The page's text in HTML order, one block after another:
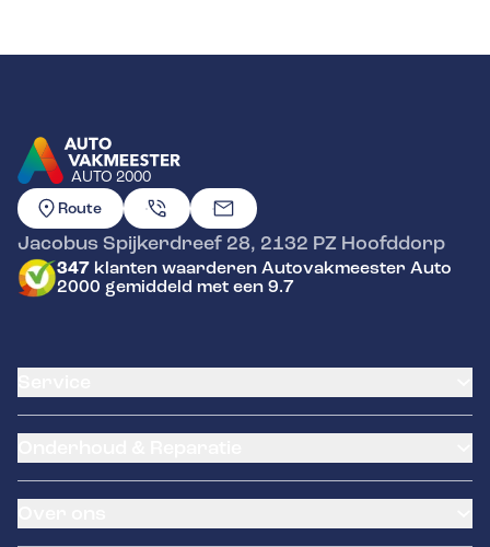
AUTO 2000
GA NAAR DE HOMEPAGINA
Route
Jacobus Spijkerdreef 28, 2132 PZ Hoofddorp
347 klanten waarderen Autovakmeester Auto
2000 gemiddeld met een 9.7
Banden service
Klantenkaart